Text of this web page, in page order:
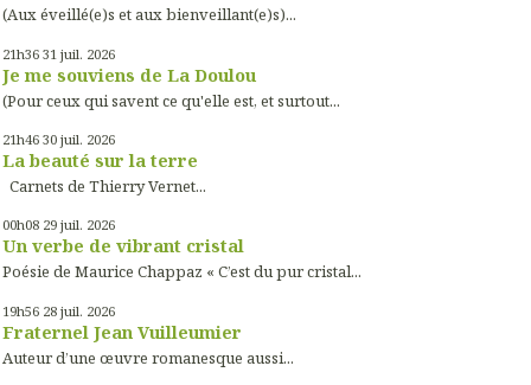
(Aux éveillé(e)s et aux bienveillant(e)s)...
21h36 31 juil. 2026
Je me souviens de La Doulou
(Pour ceux qui savent ce qu'elle est, et surtout...
21h46 30 juil. 2026
La beauté sur la terre
Carnets de Thierry Vernet...
00h08 29 juil. 2026
Un verbe de vibrant cristal
Poésie de Maurice Chappaz « C’est du pur cristal...
19h56 28 juil. 2026
Fraternel Jean Vuilleumier
Auteur d’une œuvre romanesque aussi...